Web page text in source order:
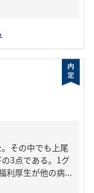
その中でも上尾
3点である。1グ
利厚生が他の病...